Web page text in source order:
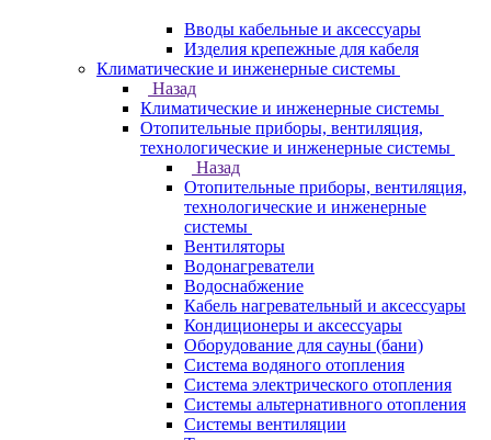
Вводы кабельные и аксессуары
Изделия крепежные для кабеля
Климатические и инженерные системы
Назад
Климатические и инженерные системы
Отопительные приборы, вентиляция,
технологические и инженерные системы
Назад
Отопительные приборы, вентиляция,
технологические и инженерные
системы
Вентиляторы
Водонагреватели
Водоснабжение
Кабель нагревательный и аксессуары
Кондиционеры и аксессуары
Оборудование для сауны (бани)
Система водяного отопления
Система электрического отопления
Системы альтернативного отопления
Системы вентиляции